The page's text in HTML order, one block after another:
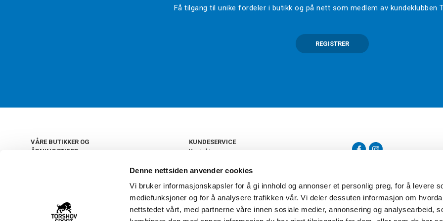
Denne nettsiden anvender cookies
Vi bruker informasjonskapsler for å gi innhold og annonser et personlig preg, for å levere
mediefunksjoner og for å analysere trafikken vår. Vi deler dessuten informasjon om
nettstedet vårt, med partnerne våre innen sosiale medier, annonsering og analysearbeid,
Få tilgang til unike fordeler i butikk og på nett som medlem av kundeklubben
REGISTRER
VÅRE BUTIKKER OG
ÅPNINGSTIDER
KUNDESERVICE
Kontakt oss
Retur og bytte
Personvern
Frakt og levering
Ledige stillinger
FAQ - Ofte stilte spørsmål
Torshov Sport har over 90 års
klubbhandel. Torshov Sport har
Drammen, Sandvika Storsenter